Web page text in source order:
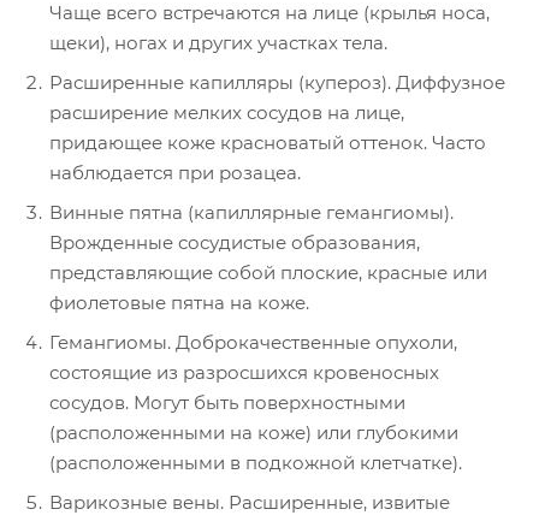
Чаще всего встречаются на лице (крылья носа,
щеки), ногах и других участках тела.
Расширенные капилляры (купероз). Диффузное
расширение мелких сосудов на лице,
придающее коже красноватый оттенок. Часто
наблюдается при розацеа.
Винные пятна (капиллярные гемангиомы).
Врожденные сосудистые образования,
представляющие собой плоские, красные или
фиолетовые пятна на коже.
Гемангиомы. Доброкачественные опухоли,
состоящие из разросшихся кровеносных
сосудов. Могут быть поверхностными
(расположенными на коже) или глубокими
(расположенными в подкожной клетчатке).
Варикозные вены. Расширенные, извитые